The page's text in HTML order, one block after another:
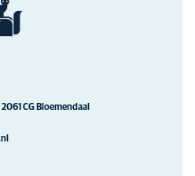
CG Bloemendaal